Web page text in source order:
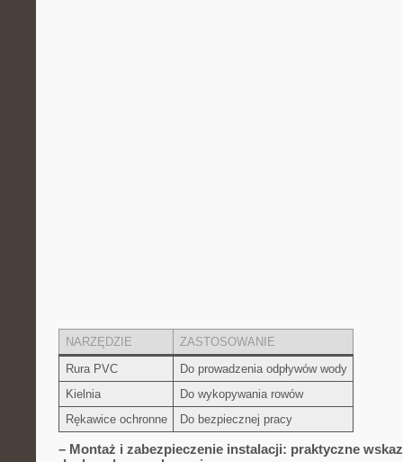
NARZĘDZIE
ZASTOSOWANIE
Rura ‍PVC
Do prowadzenia odpływów ⁣wody
Kielnia
Do wykopywania⁢ rowów
Rękawice‌ ochronne
Do bezpiecznej pracy
– ⁢Montaż ​i ⁣zabezpieczenie ⁣instalacji: ​praktyczne